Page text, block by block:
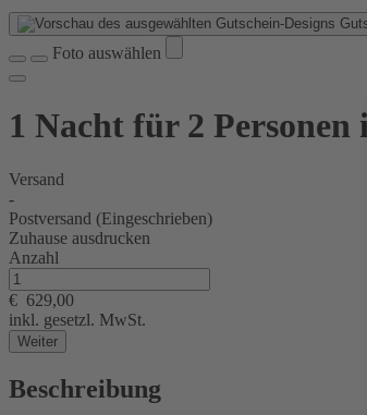
Foto auswählen
1 Nacht für 2 Personen
Versand
-
Postversand (Eingeschrieben)
Zuhause ausdrucken
Anzahl
€ 629,00
inkl. gesetzl. MwSt.
Weiter
Beschreibung